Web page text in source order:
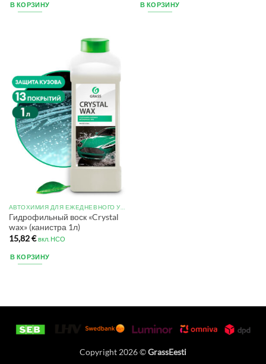
В КОРЗИНУ В КОРЗИНУ
АВТОХИМИЯ ДЛЯ ЕЖЕДНЕВНОГО УХОДА
Гидрофильный воск «Crystal
wax» (канистра 1л)
15,82€ вкл. НСО
В КОРЗИНУ
Copyright 2026 ©GrassEesti